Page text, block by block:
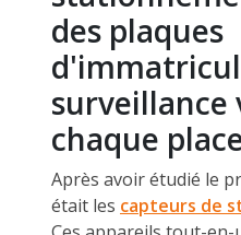
des plaques
surveillance
chaque
Après avoir étudié le
était les capteurs de